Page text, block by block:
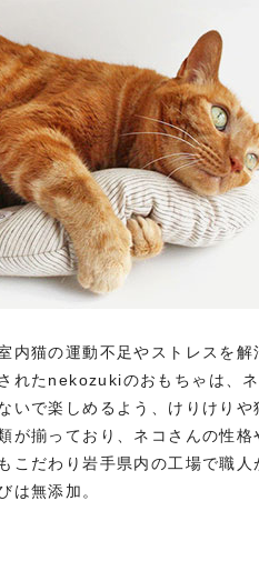
内猫の運動不足やストレスを解
れたnekozukiのおもちゃは、
いで楽しめるよう、けりけり
が揃っており、ネコさんの性格
こだわり岩手県内の工場で職
は無添加。